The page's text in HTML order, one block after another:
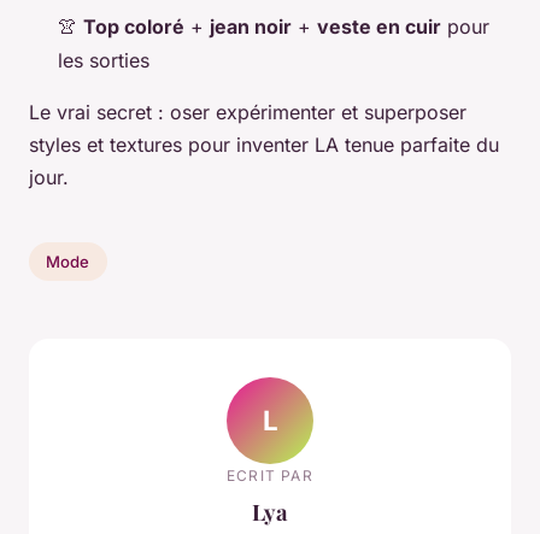
👚 Top coloré + jean noir + veste en cuir pour
les sorties
Le vrai secret : oser expérimenter et superposer
styles et textures pour inventer LA tenue parfaite du
jour.
Mode
L
ECRIT PAR
Lya